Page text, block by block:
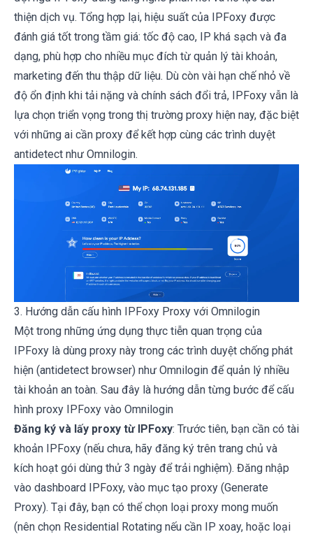
thiện dịch vụ. Tổng hợp lại, hiệu suất của IPFoxy được
đánh giá tốt trong tầm giá: tốc độ cao, IP khá sạch và đa
dạng, phù hợp cho nhiều mục đích từ quản lý tài khoản,
marketing đến thu thập dữ liệu. Dù còn vài hạn chế nhỏ về
độ ổn định khi tải nặng và chính sách đổi trả, IPFoxy vẫn là
lựa chọn triển vọng trong thị trường proxy hiện nay, đặc biệt
với những ai cần proxy để kết hợp cùng các trình duyệt
antidetect như Omnilogin.
3. Hướng dẫn cấu hình IPFoxy Proxy với Omnilogin
Một trong những ứng dụng thực tiễn quan trọng của
IPFoxy là dùng proxy này trong các trình duyệt chống phát
hiện (antidetect browser) như Omnilogin để quản lý nhiều
tài khoản an toàn. Sau đây là hướng dẫn từng bước để cấu
hình proxy IPFoxy vào Omnilogin
Đăng ký và lấy proxy từ IPFoxy: Trước tiên, bạn cần có tài
khoản IPFoxy (nếu chưa, hãy đăng ký trên trang chủ và
kích hoạt gói dùng thử 3 ngày để trải nghiệm). Đăng nhập
vào dashboard IPFoxy, vào mục tạo proxy (Generate
Proxy). Tại đây, bạn có thể chọn loại proxy mong muốn
(nên chọn Residential Rotating nếu cần IP xoay, hoặc loại